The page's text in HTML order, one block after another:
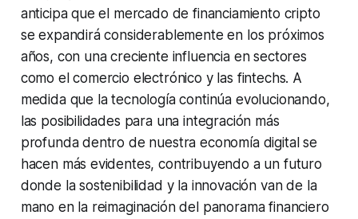
anticipa que el mercado de financiamiento cripto
se expandirá considerablemente en los próximos
años, con una creciente influencia en sectores
como el comercio electrónico y las fintechs. A
medida que la tecnología continúa evolucionando,
las posibilidades para una integración más
profunda dentro de nuestra economía digital se
hacen más evidentes, contribuyendo a un futuro
donde la sostenibilidad y la innovación van de la
mano en la reimaginación del panorama financiero